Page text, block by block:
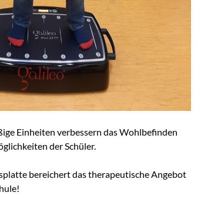
Einheiten verbessern das Wohlbefinden
der Schüler.
bereichert das therapeutische Angebot